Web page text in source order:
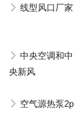
线型风口厂家
中央空调和中
央新风
空气源热泵2p